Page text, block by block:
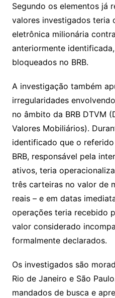
Segundo os elementos já
valores investigados teria
eletrônica milionária
anteriormente
bloqueados no BRB.
A investigação também
irregularidades
no âmbito da BRB DTVM
Valores Mobiliários).
identificado que o
BRB, responsável pela
ativos, teria
três carteiras no valor de
reais – e em datas
operações teria recebido
valor considerado
formalmente declarados.
Os investigados são
Rio de Janeiro e São
mandados de busca e